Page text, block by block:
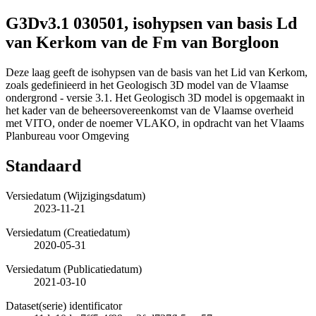
G3Dv3.1 030501, isohypsen van basis Ld
van Kerkom van de Fm van Borgloon
Deze laag geeft de isohypsen van de basis van het Lid van Kerkom,
zoals gedefinieerd in het Geologisch 3D model van de Vlaamse
ondergrond - versie 3.1. Het Geologisch 3D model is opgemaakt in
het kader van de beheersovereenkomst van de Vlaamse overheid
met VITO, onder de noemer VLAKO, in opdracht van het Vlaams
Planbureau voor Omgeving
Standaard
Versiedatum (Wijzigingsdatum)
2023-11-21
Versiedatum (Creatiedatum)
2020-05-31
Versiedatum (Publicatiedatum)
2021-03-10
Dataset(serie) identificator